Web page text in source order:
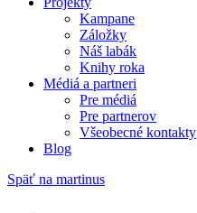
Kampane
Záložky
Náš labák
Knihy roka
Médiá a partneri
Pre médiá
Pre partnerov
Všeobecné kontakty
Blog
Späť na martinus